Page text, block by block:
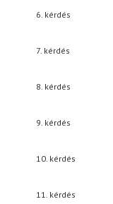
6. kérdés
7. kérdés
8. kérdés
9. kérdés
10. kérdés
11. kérdés